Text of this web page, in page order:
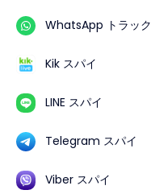
WhatsApp トラック
Kik スパイ
LINE スパイ
Telegram スパイ
Viber スパイ